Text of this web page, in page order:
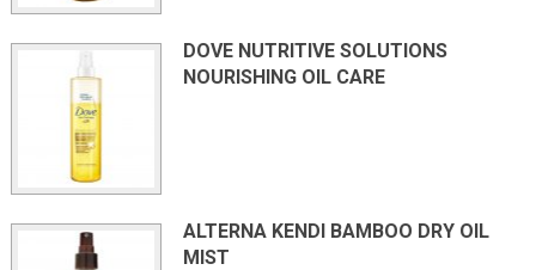
DOVE NUTRITIVE SOLUTIONS
NOURISHING OIL CARE
ALTERNA KENDI BAMBOO DRY OIL
MIST